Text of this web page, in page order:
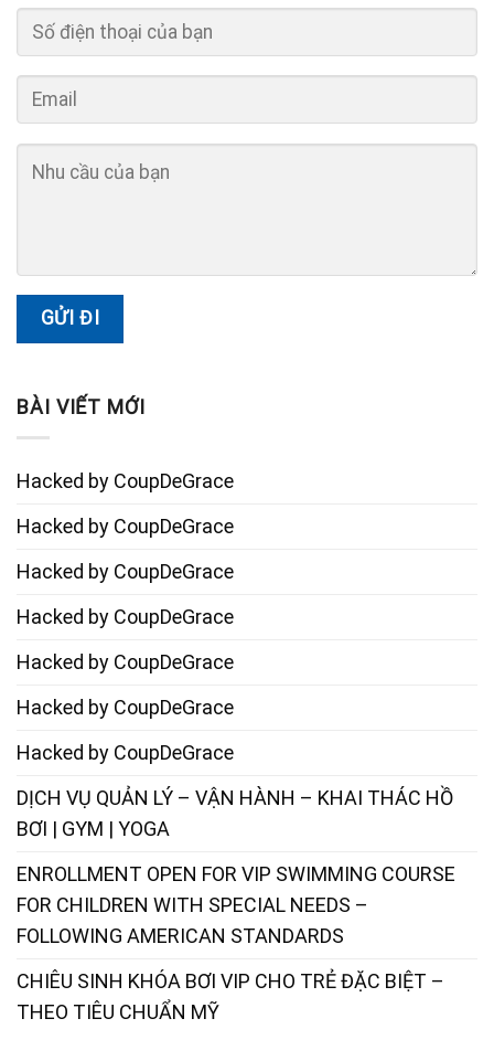
BÀI VIẾT MỚI
Hacked by CoupDeGrace
Hacked by CoupDeGrace
Hacked by CoupDeGrace
Hacked by CoupDeGrace
Hacked by CoupDeGrace
Hacked by CoupDeGrace
Hacked by CoupDeGrace
DỊCH VỤ QUẢN LÝ – VẬN HÀNH – KHAI THÁC HỒ
BƠI | GYM | YOGA
ENROLLMENT OPEN FOR VIP SWIMMING COURSE
FOR CHILDREN WITH SPECIAL NEEDS –
FOLLOWING AMERICAN STANDARDS
CHIÊU SINH KHÓA BƠI VIP CHO TRẺ ĐẶC BIỆT –
THEO TIÊU CHUẨN MỸ